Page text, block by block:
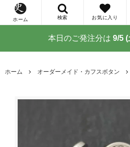
ホーム 検索 お気に入り
本日のご発注分は 9/5 (
ホーム オーダーメイド・カフスボタン